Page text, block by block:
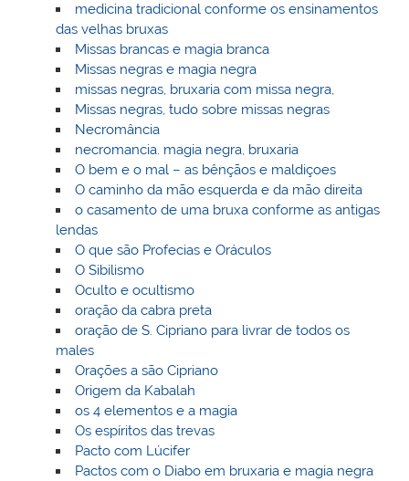
medicina tradicional conforme os ensinamentos
das velhas bruxas
Missas brancas e magia branca
Missas negras e magia negra
missas negras, bruxaria com missa negra,
Missas negras, tudo sobre missas negras
Necromância
necromancia. magia negra, bruxaria
O bem e o mal – as bênçãos e maldiçoes
O caminho da mão esquerda e da mão direita
o casamento de uma bruxa conforme as antigas
lendas
O que são Profecias e Oráculos
O Sibilismo
Oculto e ocultismo
oração da cabra preta
oração de S. Cipriano para livrar de todos os
males
Orações a são Cipriano
Origem da Kabalah
os 4 elementos e a magia
Os espíritos das trevas
Pacto com Lúcifer
Pactos com o Diabo em bruxaria e magia negra